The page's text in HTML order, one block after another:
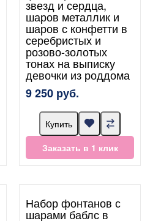
звезд и сердца,
шаров металлик и
шаров с конфетти в
серебристых и
розово-золотых
тонах на выписку
девочки из роддома
9 250 руб.
Купить
Заказать в 1 клик
Набор фонтанов с
шарами баблс в